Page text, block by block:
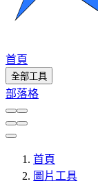
首頁
全部工具
部落格
首頁
圖片工具